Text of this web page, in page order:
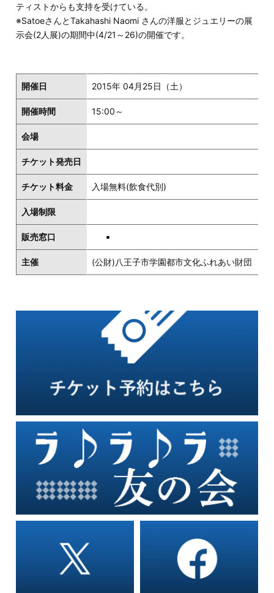
ティストからも支持を受けている。
※SatoeさんとTakahashi Naomi さんの洋服とジュエリーの展
示会(2人展)の期間中(4/21～26)の開催です。
開催日 2015年 04月25日（土）
開催時間 15:00～
会場
チケット発売日
チケット料金 入場無料(飲食代別)
入場制限
販売窓口
主催 (公財)八王子市学園都市文化ふれあい財団